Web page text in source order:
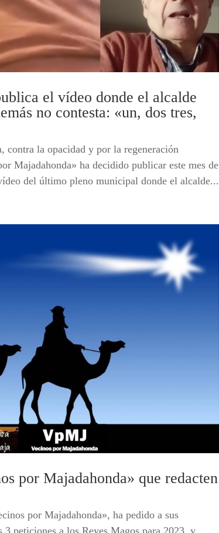
el vídeo donde el alcalde
no contesta: «un, dos tres,
contra la opacidad y por la regeneración
Majadahonda» ha decidido publicar este mes de
del último pleno municipal donde el alcalde...
por Majadahonda» que redacten
por Majadahonda», ha pedido a sus
peticiones a los Reyes Magos para 2023, y